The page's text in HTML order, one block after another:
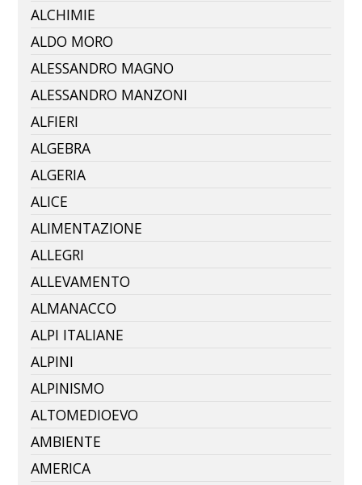
ALCHIMIE
ALDO MORO
ALESSANDRO MAGNO
ALESSANDRO MANZONI
ALFIERI
ALGEBRA
ALGERIA
ALICE
ALIMENTAZIONE
ALLEGRI
ALLEVAMENTO
ALMANACCO
ALPI ITALIANE
ALPINI
ALPINISMO
ALTOMEDIOEVO
AMBIENTE
AMERICA